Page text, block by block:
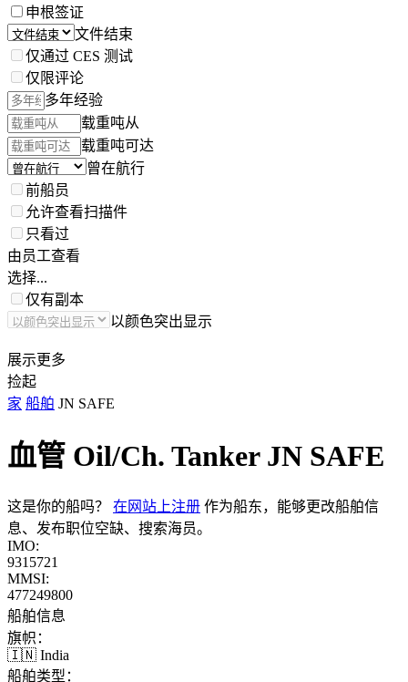
申根签证
文件结束
仅通过 CES 测试
仅限评论
多年经验
载重吨从
载重吨可达
曾在航行
前船员
允许查看扫描件
只看过
由员工查看
选择...
仅有副本
以颜色突出显示
展示更多
捡起
家 船舶 JN SAFE
血管 Oil/Ch. TankerJN SAFE
这是你的船吗？ 在网站上注册 作为船东，能够更改船舶信
息、发布职位空缺、搜索海员。
IMO:
9315721
MMSI:
477249800
船舶信息
旗帜：
🇮🇳 India
船舶类型：